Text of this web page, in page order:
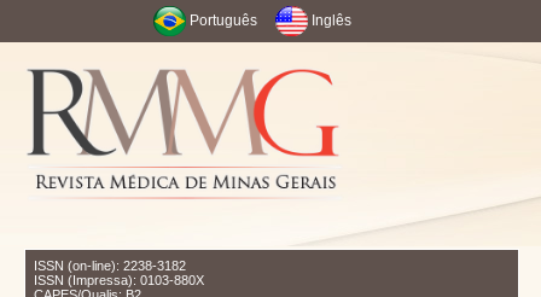
Português Inglês
ISSN (on-line): 2238-3182
ISSN (Impressa): 0103-880X